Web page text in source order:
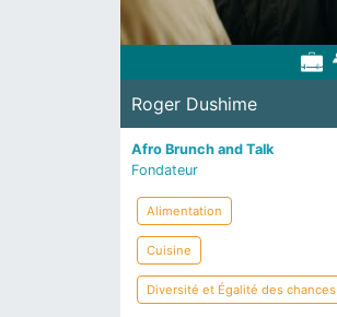
Roger Dushime
Afro Brunch and Talk
Fondateur
Alimentation
Cuisine
Diversité et Égalité des chances